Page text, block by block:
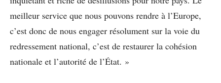
meilleur service que nous pouvons rendre à l’Europe,
c’est donc de nous engager résolument sur la voie du
redres­sement national, c’est de restaurer la cohésion
nationale et l’autorité de l’État. »